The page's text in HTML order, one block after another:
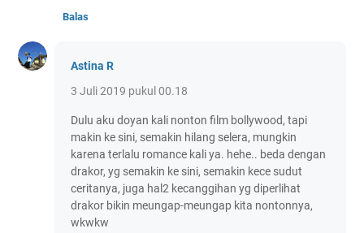
Balas
Astina R
3 Juli 2019 pukul 00.18
Dulu aku doyan kali nonton film bollywood, tapi
makin ke sini, semakin hilang selera, mungkin
karena terlalu romance kali ya. hehe.. beda dengan
drakor, yg semakin ke sini, semakin kece sudut
ceritanya, juga hal2 kecanggihan yg diperlihat
drakor bikin meungap-meungap kita nontonnya,
wkwkw